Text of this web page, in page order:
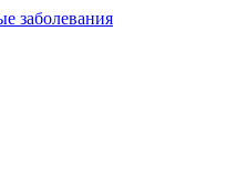
заболевания